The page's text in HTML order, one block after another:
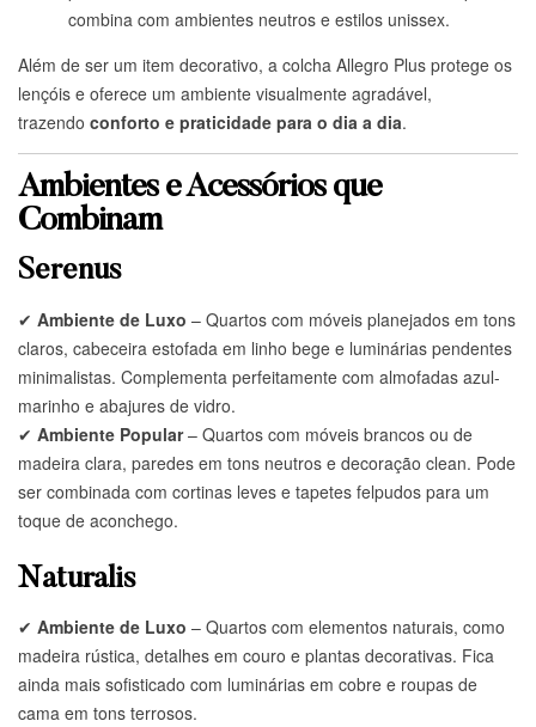
combina com ambientes neutros e estilos unissex.
Além de ser um item decorativo, a colcha Allegro Plus protege os
lençóis e oferece um ambiente visualmente agradável,
trazendo conforto e praticidade para o dia a dia.
Ambientes e Acessórios que
Combinam
Serenus
✔ Ambiente de Luxo – Quartos com móveis planejados em tons
claros, cabeceira estofada em linho bege e luminárias pendentes
minimalistas. Complementa perfeitamente com almofadas azul-
marinho e abajures de vidro.
✔ Ambiente Popular– Quartos com móveis brancos ou de
madeira clara, paredes em tons neutros e decoração clean. Pode
ser combinada com cortinas leves e tapetes felpudos para um
toque de aconchego.
Naturalis
✔ Ambiente de Luxo – Quartos com elementos naturais, como
madeira rústica, detalhes em couro e plantas decorativas. Fica
ainda mais sofisticado com luminárias em cobre e roupas de
cama em tons terrosos.